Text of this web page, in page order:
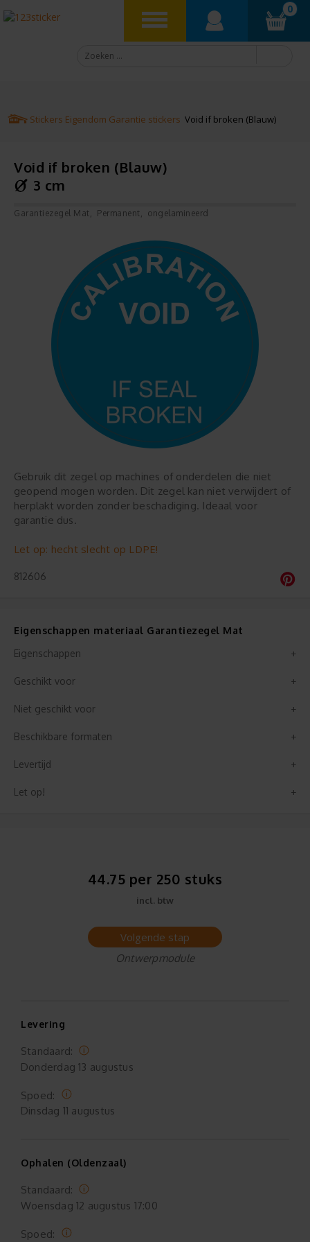
0
Stickers Eigendom Garantie stickers Void if broken (Blauw)
Void if broken (Blauw)
3 cm
Garantiezegel Mat Permanent ongelamineerd
Gebruik dit zegel op machines of onderdelen die niet
geopend mogen worden. Dit zegel kan niet verwijdert of
herplakt worden zonder beschadiging. Ideaal voor
garantie dus.
Let op: hecht slecht op LDPE!
812606
Eigenschappen materiaal Garantiezegel Mat
Eigenschappen
Geschikt voor
Niet geschikt voor
Beschikbare formaten
Levertijd
Let op!
44.75 per 250 stuks
incl. btw
Volgende stap
Ontwerpmodule
Levering
Standaard:
Donderdag 13 augustus
Spoed:
Dinsdag 11 augustus
Ophalen (Oldenzaal)
Standaard:
Woensdag 12 augustus 17:00
Spoed: